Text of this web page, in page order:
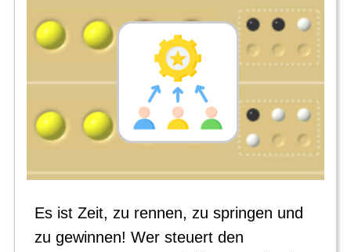
Es ist Zeit, zu rennen, zu springen und
zu gewinnen! Wer steuert den